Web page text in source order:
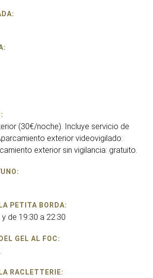
(30€/noche). Incluye servicio de
exterior videovigilado:
exterior sin vigilancia: gratuito.
PETITA BORDA:
de 19:30 a 22:30
GEL AL FOC:
RACLETTERIE: